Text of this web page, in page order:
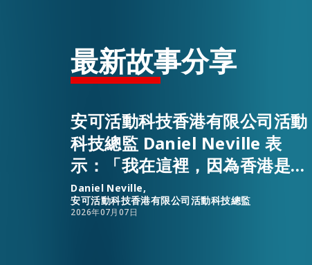
最新故事分享
安可活動科技香港有限公司活動
科技總監 Daniel Neville 表
示：「我在這裡，因為香港是全
球人才、資源與事業發展機遇的
匯聚之地。」
Daniel Neville,
安可活動科技香港有限公司活動科技總監
2026年07月07日